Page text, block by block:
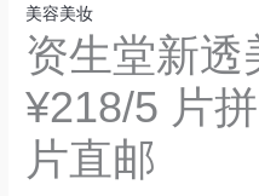
美容美妆
资生堂新透
¥218/5 片
片直邮